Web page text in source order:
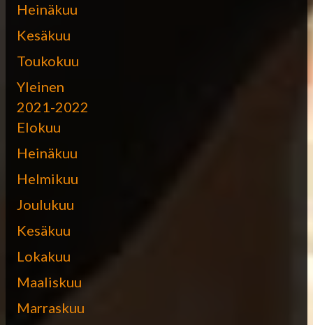
Heinäkuu
Kesäkuu
Toukokuu
Yleinen
2021-2022
Elokuu
Heinäkuu
Helmikuu
Joulukuu
Kesäkuu
Lokakuu
Maaliskuu
Marraskuu